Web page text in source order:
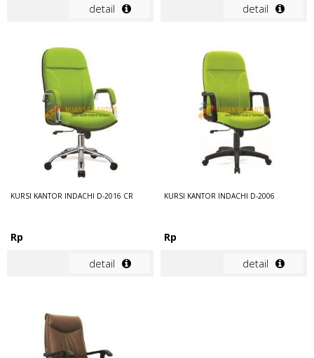
detail detail
KURSI KANTOR INDACHI D-2016 CR
Rp
detail
KURSI KANTOR INDACHI D-2006
Rp
detail